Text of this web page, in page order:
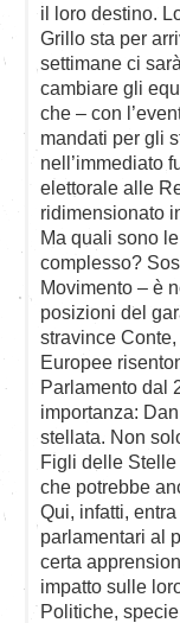
il loro destino.
Grillo sta per
settimane ci
cambiare gli
che – con
mandati per gli
nell’immediato
elettorale alle
ridimensionato
Ma quali sono
complesso?
Movimento – è
posizioni del
stravince
Europee
Parlamento dal
importanza:
stellata. Non
Figli delle
che potrebbe
Qui, infatti,
parlamentari al
certa
impatto sulle
Politiche,